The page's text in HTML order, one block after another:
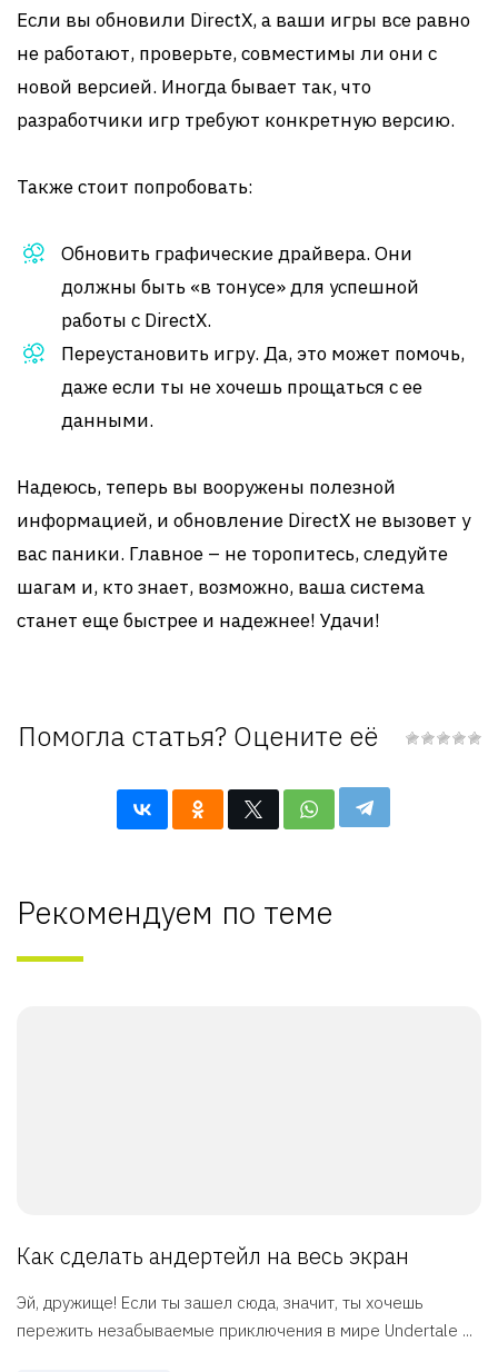
Если вы обновили DirectX, а ваши игры все равно
не работают, проверьте, совместимы ли они с
новой версией. Иногда бывает так, что
разработчики игр требуют конкретную версию.
Также стоит попробовать:
Обновить графические драйвера. Они
должны быть «в тонусе» для успешной
работы с DirectX.
Переустановить игру. Да, это может помочь,
даже если ты не хочешь прощаться с ее
данными.
Надеюсь, теперь вы вооружены полезной
информацией, и обновление DirectX не вызовет у
вас паники. Главное – не торопитесь, следуйте
шагам и, кто знает, возможно, ваша система
станет еще быстрее и надежнее! Удачи!
Помогла статья? Оцените её
Рекомендуем по теме
Как сделать андертейл на весь экран
Эй, дружище! Если ты зашел сюда, значит, ты хочешь
пережить незабываемые приключения в мире Undertale ...